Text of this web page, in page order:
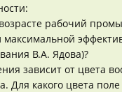
рабочий
максимальной
В.А. Ядова)?
зависит от цвета
Для какого цвета